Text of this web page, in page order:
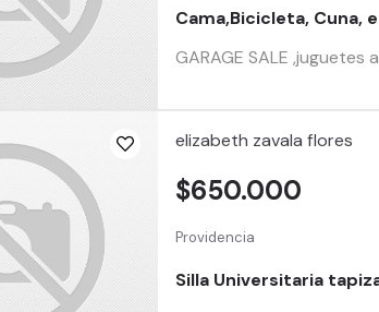
Cama,Bicicleta, Cuna,
GARAGE SALE
elizabeth zavala flores
Providencia
Silla Universitaria
$650.000